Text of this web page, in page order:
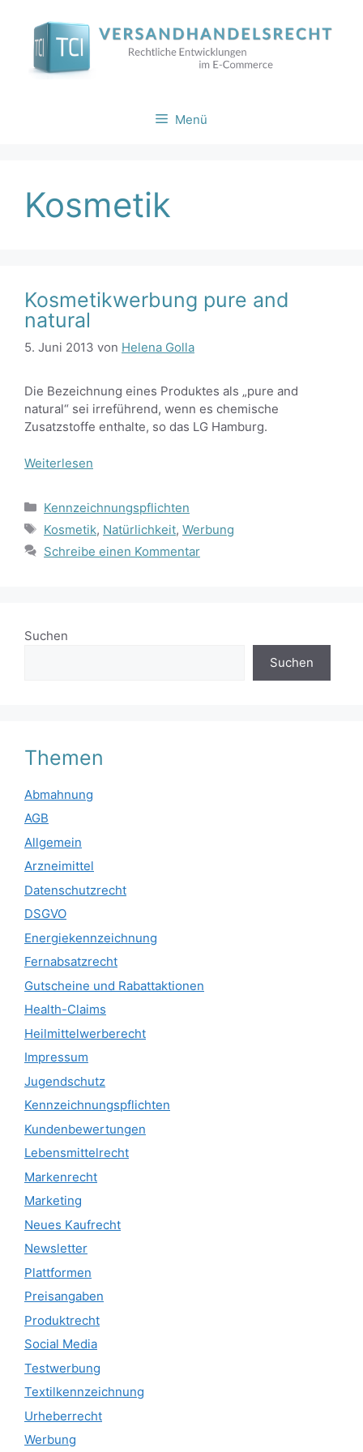
springen
Menü
Kosmetik
Kosmetikwerbung pure and
natural
5. Juni 2013 von Helena Golla
Die Bezeichnung eines Produktes als „pure and
natural“ sei irreführend, wenn es chemische
Zusatzstoffe enthalte, so das LG Hamburg.
Weiterlesen
Kategorien
Kennzeichnungspflichten
Schlagwörter
Kosmetik, Natürlichkeit, Werbung
Schreibe einen Kommentar
Suchen
Suchen
Themen
Abmahnung
AGB
Allgemein
Arzneimittel
Datenschutzrecht
DSGVO
Energiekennzeichnung
Fernabsatzrecht
Gutscheine und Rabattaktionen
Health-Claims
Heilmittelwerberecht
Impressum
Jugendschutz
Kennzeichnungspflichten
Kundenbewertungen
Lebensmittelrecht
Markenrecht
Marketing
Neues Kaufrecht
Newsletter
Plattformen
Preisangaben
Produktrecht
Social Media
Testwerbung
Textilkennzeichnung
Urheberrecht
Werbung